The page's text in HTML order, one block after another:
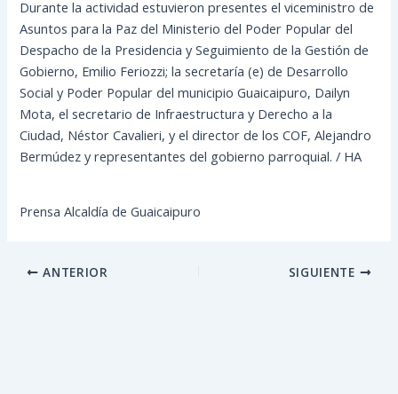
Durante la actividad estuvieron presentes el viceministro de
Asuntos para la Paz del Ministerio del Poder Popular del
Despacho de la Presidencia y Seguimiento de la Gestión de
Gobierno, Emilio Feriozzi; la secretaría (e) de Desarrollo
Social y Poder Popular del municipio Guaicaipuro, Dailyn
Mota, el secretario de Infraestructura y Derecho a la
Ciudad, Néstor Cavalieri, y el director de los COF, Alejandro
Bermúdez y representantes del gobierno parroquial. / HA
Prensa Alcaldía de Guaicaipuro
ANTERIOR SIGUIENTE